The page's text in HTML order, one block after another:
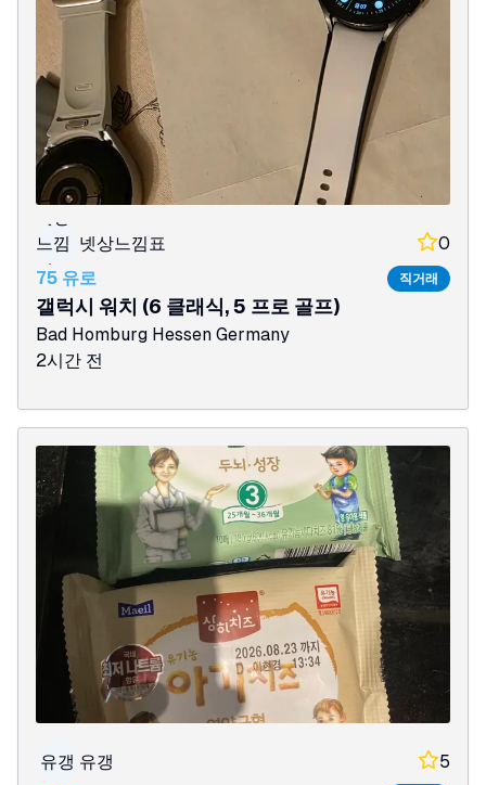
넷상
느낌
표
넷상느낌표
0
75 유로
직거래
갤럭시 워치 (6 클래식, 5 프로 골프)
Bad Homburg Hessen Germany
2시간 전
유갱 유갱
5